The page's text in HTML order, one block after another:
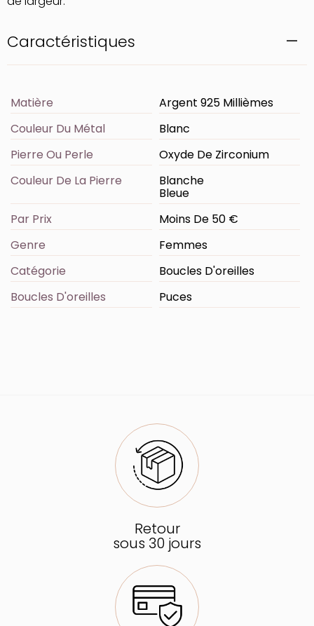
Caractéristiques
Matière
Argent 925 Millièmes
Couleur Du Métal
Blanc
Pierre Ou Perle
Oxyde De Zirconium
Couleur De La Pierre
Blanche
Bleue
Par Prix
Moins De 50 €
Genre
Femmes
Catégorie
Boucles D'oreilles
Boucles D'oreilles
Puces
Retour
sous 30 jours